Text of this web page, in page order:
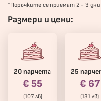
*Поръчките се приемат 2 - 3 дни
Размери и цени:
20 парчета
€ 55
(107 лв)
25
€ 67
(131 лв)